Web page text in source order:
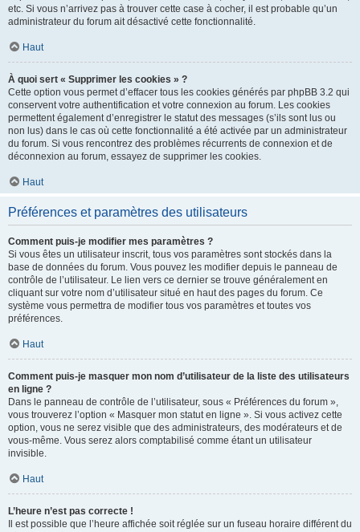
etc. Si vous n’arrivez pas à trouver cette case à cocher, il est probable qu’un
administrateur du forum ait désactivé cette fonctionnalité.
Haut
À quoi sert « Supprimer les cookies » ?
Cette option vous permet d’effacer tous les cookies générés par phpBB 3.2 qui
conservent votre authentification et votre connexion au forum. Les cookies
permettent également d’enregistrer le statut des messages (s’ils sont lus ou
non lus) dans le cas où cette fonctionnalité a été activée par un administrateur
du forum. Si vous rencontrez des problèmes récurrents de connexion et de
déconnexion au forum, essayez de supprimer les cookies.
Haut
Préférences et paramètres des utilisateurs
Comment puis-je modifier mes paramètres ?
Si vous êtes un utilisateur inscrit, tous vos paramètres sont stockés dans la
base de données du forum. Vous pouvez les modifier depuis le panneau de
contrôle de l’utilisateur. Le lien vers ce dernier se trouve généralement en
cliquant sur votre nom d’utilisateur situé en haut des pages du forum. Ce
système vous permettra de modifier tous vos paramètres et toutes vos
préférences.
Haut
Comment puis-je masquer mon nom d’utilisateur de la liste des utilisateurs
en ligne ?
Dans le panneau de contrôle de l’utilisateur, sous « Préférences du forum »,
vous trouverez l’option « Masquer mon statut en ligne ». Si vous activez cette
option, vous ne serez visible que des administrateurs, des modérateurs et de
vous-même. Vous serez alors comptabilisé comme étant un utilisateur
invisible.
Haut
L’heure n’est pas correcte !
Il est possible que l’heure affichée soit réglée sur un fuseau horaire différent du